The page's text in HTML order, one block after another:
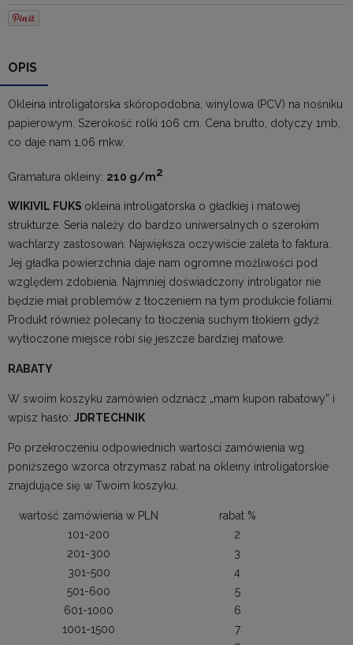
OPIS
Okleina introligatorska skóropodobna, winylowa (PCV) na nośniku
papierowym. Szerokość rolki 106 cm. Cena brutto, dotyczy 1mb,
co daje nam 1,06 mkw.
Gramatura okleiny: 210 g/m2
WIKIVIL FUKS okleina introligatorska o gładkiej i matowej
strukturze. Seria należy do bardzo uniwersalnych o szerokim
wachlarzy zastosowań. Największa oczywiście zaleta to faktura.
Jej gładka powierzchnia daje nam ogromne możliwości pod
względem zdobienia. Najmniej doświadczony introligator nie
będzie miał problemów z tłoczeniem na tym produkcie foliami.
Produkt również polecany to tłoczenia suchym tłokiem gdyż
wytłoczone miejsce robi się jeszcze bardziej matowe.
RABATY
W swoim koszyku zamówień odznacz „mam kupon rabatowy” i
wpisz hasło: JDRTECHNIK
Po przekroczeniu odpowiednich wartości zamówienia wg.
poniższego wzorca otrzymasz rabat na okleiny introligatorskie
znajdujące się w Twoim koszyku.
wartość zamówienia w PLN
rabat %
101-200
2
201-300
3
301-500
4
501-600
5
601-1000
6
1001-1500
7